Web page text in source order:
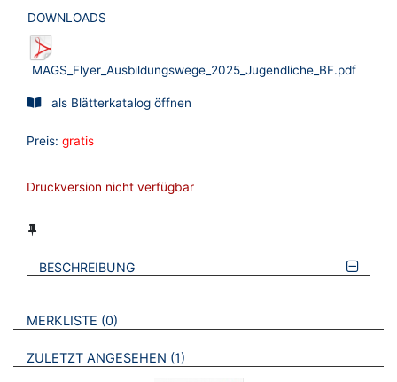
DOWNLOADS
MAGS_Flyer_Ausbildungswege_2025_Jugendliche_BF.pdf
als Blätterkatalog öffnen
Preis: gratis
Druckversion nicht verfügbar
BESCHREIBUNG
VERWEISE AUF VERMERKTE- ODER ZULETZT ANGESEHENE
MERKLISTE 0 BROSCHÜREN
ZULETZT ANGESEHEN 1 BROSCHÜREN